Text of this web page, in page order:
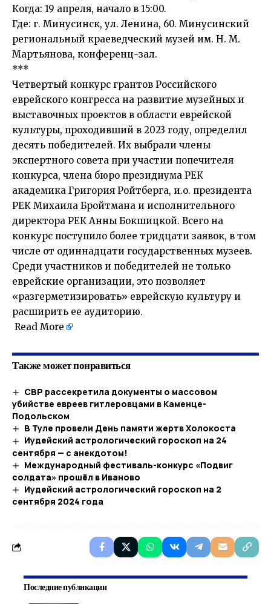
Когда: 19 апреля, начало в 15:00.
Где: г. Минусинск, ул. Ленина, 60. Минусинский
региональный краеведческий музей им. Н. М.
Мартьянова, конференц-зал.
***
Четвертый конкурс грантов Российского
еврейского конгресса на развитие музейных и
выставочных проектов в области еврейской
культуры, проходивший в 2023 году, определил
десять победителей. Их выбрали члены
экспертного совета при участии попечителя
конкурса, члена бюро президиума РЕК
академика Григория Ройтберга, и.о. президента
РЕК Михаила Бройтмана и исполнительного
директора РЕК Анны Бокшицкой. Всего на
конкурс поступило более тридцати заявок, в том
числе от одиннадцати государственных музеев.
Среди участников и победителей не только
еврейские организации, это позволяет
«разгерметизировать» еврейскую культуру и
расширить ее аудиторию.
Read More
Также может понравиться
СВР рассекретила документы о массовом
убийстве евреев гитлеровцами в Каменце-
Подольском
В Туле провели День памяти жертв Холокоста
Иудейский астрологический гороскоп на 24
сентября — с анекдотом!
Международный фестиваль-конкурс «Подвиг
солдата» прошёл в Иваново
Иудейский астрологический гороскоп на 2
сентября 2024 года
Последние публикации